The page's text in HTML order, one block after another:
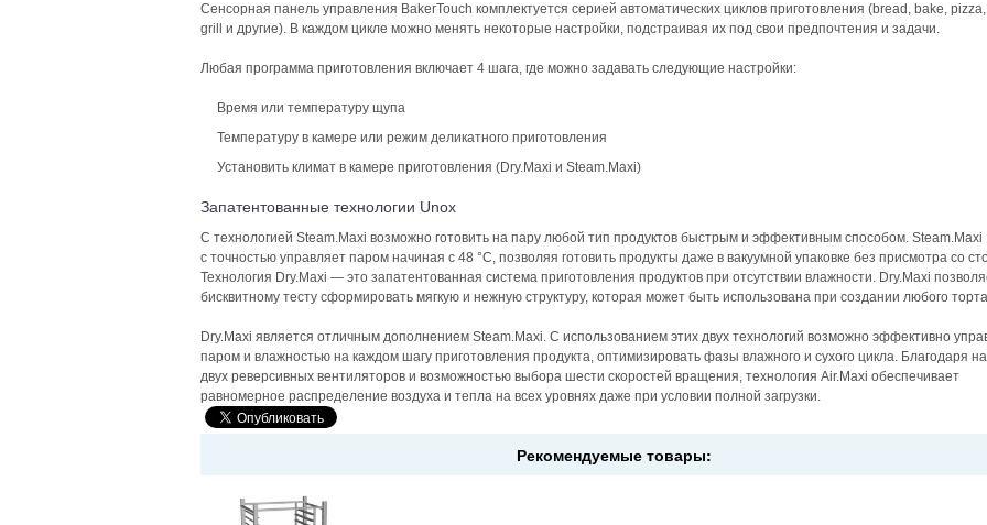
Сенсорная панель управления BakerTouch комплектуется серией автоматических циклов приготовления (bread, bake,
grill и другие). В каждом цикле можно менять некоторые настройки, подстраивая их под свои предпочтения и задачи.
Любая программа приготовления включает 4 шага, где можно задавать следующие настройки:
Время или температуру щупа
Температуру в камере или режим деликатного приготовления
Установить климат в камере приготовления (Dry.Maxi и Steam.Maxi)
Запатентованные технологии Unox
C технологией Steam.Maxi возможно готовить на пару любой тип продуктов быстрым и эффективным способом. Steam.Maxi
с точностью управляет паром начиная с 48 °C, позволяя готовить продукты даже в вакуумной упаковке без присмотра со
Технология Dry.Maxi — это запатентованная система приготовления продуктов при отсутствии влажности. Dry.Maxi
бисквитному тесту сформировать мягкую и нежную структуру, которая может быть использована при создании любого
Dry.Maxi является отличным дополнением Steam.Maxi. С использованием этих двух технологий возможно эффективно
паром и влажностью на каждом шагу приготовления продукта, оптимизировать фазы влажного и сухого цикла. Благодаря
двух реверсивных вентиляторов и возможностью выбора шести скоростей вращения, технология Air.Maxi обеспечивает
равномерное распределение воздуха и тепла на всех уровнях даже при условии полной загрузки.
Рекомендуемые товары: